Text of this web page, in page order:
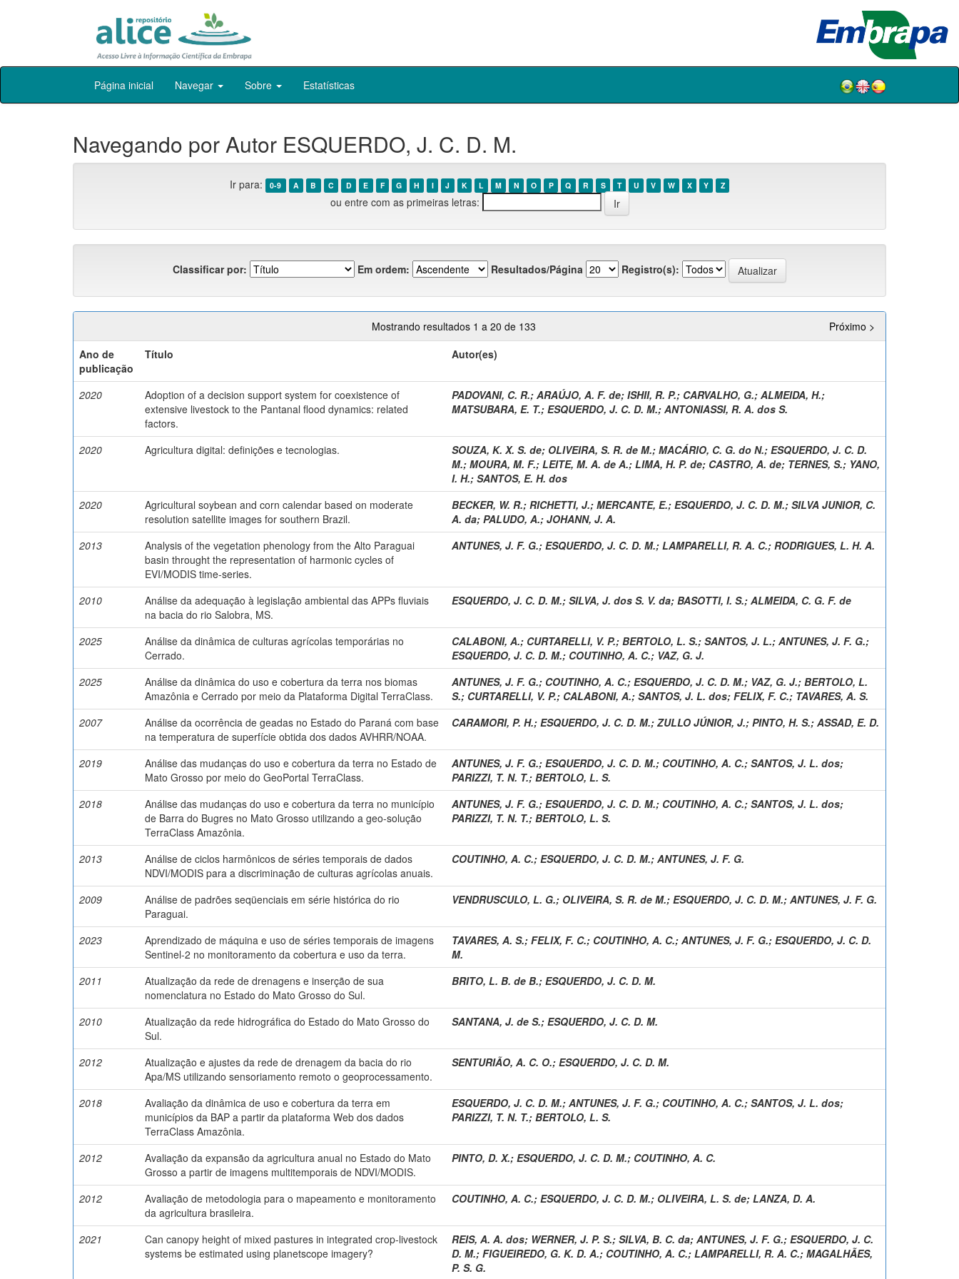
Skip
Página inicial Navegar Sobre Estatísticas
Navegando por Autor ESQUERDO, J. C. D. M.
Ir para: 0-9 A B C D E F G H I J K L M N O P Q R S T U V W X Y Z
ou entre com as primeiras letras:
Classificar por: Em ordem: Resultados/Página Registro(s):
Mostrando resultados 1 a 20 de 133
Próximo >
Ano de
publicação
Título Autor(es)
2020
Adoption of a decision support system for coexistence of
extensive livestock to the Pantanal flood dynamics: related
factors.
PADOVANI, C. R.; ARAÚJO, A. F. de; ISHII, R. P.; CARVALHO, G.; ALMEIDA, H.;
MATSUBARA, E. T.; ESQUERDO, J. C. D. M.; ANTONIASSI, R. A. dos S.
2020 Agricultura digital: definições e tecnologias. SOUZA, K. X. S. de; OLIVEIRA, S. R. de M.; MACÁRIO, C. G. do N.; ESQUERDO, J. C. D.
M.; MOURA, M. F.; LEITE, M. A. de A.; LIMA, H. P. de; CASTRO, A. de; TERNES, S.; YANO,
I. H.; SANTOS, E. H. dos
2020
Agricultural soybean and corn calendar based on moderate
resolution satellite images for southern Brazil.
BECKER, W. R.; RICHETTI, J.; MERCANTE, E.; ESQUERDO, J. C. D. M.; SILVA JUNIOR, C.
A. da; PALUDO, A.; JOHANN, J. A.
2013
Analysis of the vegetation phenology from the Alto Paraguai
basin throught the representation of harmonic cycles of
EVI/MODIS time-series.
ANTUNES, J. F. G.; ESQUERDO, J. C. D. M.; LAMPARELLI, R. A. C.; RODRIGUES, L. H. A.
2010
Análise da adequação à legislação ambiental das APPs fluviais
na bacia do rio Salobra, MS.
ESQUERDO, J. C. D. M.; SILVA, J. dos S. V. da; BASOTTI, I. S.; ALMEIDA, C. G. F. de
2025
Análise da dinâmica de culturas agrícolas temporárias no
Cerrado.
CALABONI, A.; CURTARELLI, V. P.; BERTOLO, L. S.; SANTOS, J. L.; ANTUNES, J. F. G.;
ESQUERDO, J. C. D. M.; COUTINHO, A. C.; VAZ, G. J.
2025
Análise da dinâmica do uso e cobertura da terra nos biomas
Amazônia e Cerrado por meio da Plataforma Digital TerraClass.
ANTUNES, J. F. G.; COUTINHO, A. C.; ESQUERDO, J. C. D. M.; VAZ, G. J.; BERTOLO, L.
S.; CURTARELLI, V. P.; CALABONI, A.; SANTOS, J. L. dos; FELIX, F. C.; TAVARES, A. S.
2007
Análise da ocorrência de geadas no Estado do Paraná com base
na temperatura de superfície obtida dos dados AVHRR/NOAA.
CARAMORI, P. H.; ESQUERDO, J. C. D. M.; ZULLO JÚNIOR, J.; PINTO, H. S.; ASSAD, E. D.
2019
Análise das mudanças do uso e cobertura da terra no Estado de
Mato Grosso por meio do GeoPortal TerraClass.
ANTUNES, J. F. G.; ESQUERDO, J. C. D. M.; COUTINHO, A. C.; SANTOS, J. L. dos;
PARIZZI, T. N. T.; BERTOLO, L. S.
2018
Análise das mudanças do uso e cobertura da terra no município
de Barra do Bugres no Mato Grosso utilizando a geo-solução
TerraClass Amazônia.
ANTUNES, J. F. G.; ESQUERDO, J. C. D. M.; COUTINHO, A. C.; SANTOS, J. L. dos;
PARIZZI, T. N. T.; BERTOLO, L. S.
2013
Análise de ciclos harmônicos de séries temporais de dados
NDVI/MODIS para a discriminação de culturas agrícolas anuais.
COUTINHO, A. C.; ESQUERDO, J. C. D. M.; ANTUNES, J. F. G.
2009
Análise de padrões seqüenciais em série histórica do rio
Paraguai.
VENDRUSCULO, L. G.; OLIVEIRA, S. R. de M.; ESQUERDO, J. C. D. M.; ANTUNES, J. F. G.
2023
Aprendizado de máquina e uso de séries temporais de imagens
Sentinel-2 no monitoramento da cobertura e uso da terra.
TAVARES, A. S.; FELIX, F. C.; COUTINHO, A. C.; ANTUNES, J. F. G.; ESQUERDO, J. C. D.
M.
2011
Atualização da rede de drenagens e inserção de sua
nomenclatura no Estado do Mato Grosso do Sul.
BRITO, L. B. de B.; ESQUERDO, J. C. D. M.
2010
Atualização da rede hidrográfica do Estado do Mato Grosso do
Sul.
SANTANA, J. de S.; ESQUERDO, J. C. D. M.
2012
Atualização e ajustes da rede de drenagem da bacia do rio
Apa/MS utilizando sensoriamento remoto o geoprocessamento.
SENTURIÃO, A. C. O.; ESQUERDO, J. C. D. M.
2018
Avaliação da dinâmica de uso e cobertura da terra em
municípios da BAP a partir da plataforma Web dos dados
TerraClass Amazônia.
ESQUERDO, J. C. D. M.; ANTUNES, J. F. G.; COUTINHO, A. C.; SANTOS, J. L. dos;
PARIZZI, T. N. T.; BERTOLO, L. S.
2012
Avaliação da expansão da agricultura anual no Estado do Mato
Grosso a partir de imagens multitemporais de NDVI/MODIS.
PINTO, D. X.; ESQUERDO, J. C. D. M.; COUTINHO, A. C.
2012
Avaliação de metodologia para o mapeamento e monitoramento
da agricultura brasileira.
COUTINHO, A. C.; ESQUERDO, J. C. D. M.; OLIVEIRA, L. S. de; LANZA, D. A.
2021
Can canopy height of mixed pastures in integrated crop-livestock
systems be estimated using planetscope imagery?
REIS, A. A. dos; WERNER, J. P. S.; SILVA, B. C. da; ANTUNES, J. F. G.; ESQUERDO, J. C.
D. M.; FIGUEIREDO, G. K. D. A.; COUTINHO, A. C.; LAMPARELLI, R. A. C.; MAGALHÃES,
P. S. G.